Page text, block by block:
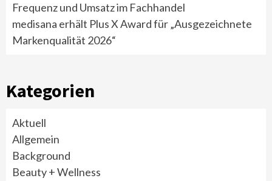
Frequenz und Umsatz im Fachhandel
medisana erhält Plus X Award für „Ausgezeichnete
Markenqualität 2026“
Kategorien
Aktuell
Allgemein
Background
Beauty + Wellness